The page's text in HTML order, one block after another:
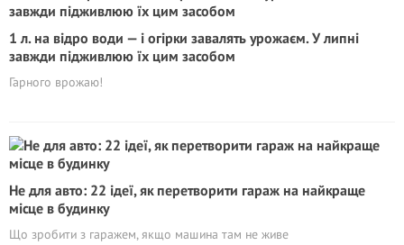
1 л. на відро води — і огірки завалять урожаєм. У липні
завжди підживлюю їх цим засобом
Гарного врожаю!
Не для авто: 22 ідеї, як перетворити гараж на найкраще
місце в будинку
Що зробити з гаражем, якщо машина там не живе